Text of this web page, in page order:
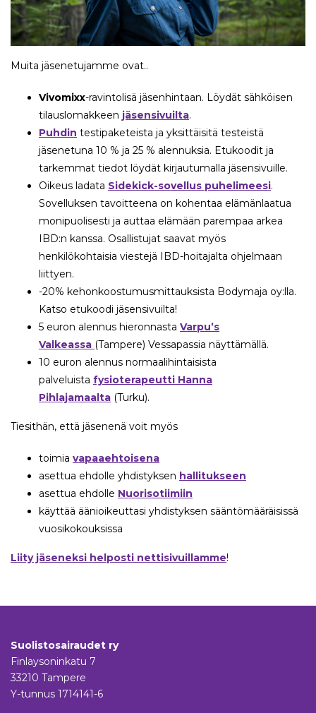
Muita jäsenetujamme ovat..
Vivomixx-ravintolisä jäsenhintaan. Löydät sähköisen
tilauslomakkeen jäsensivuilta.
Puhdin testipaketeista ja yksittäisitä testeistä
jäsenetuna 10 % ja 25 % alennuksia. Etukoodit ja
tarkemmat tiedot löydät kirjautumalla jäsensivuille.
Oikeus ladata Sidekick-sovellus puhelimeesi.
Sovelluksen tavoitteena on kohentaa elämänlaatua
monipuolisesti ja auttaa elämään parempaa arkea
IBD:n kanssa. Osallistujat saavat myös
henkilökohtaisia viestejä IBD-hoitajalta ohjelmaan
liittyen.
-20% kehonkoostumusmittauksista Bodymaja oy:lla.
Katso etukoodi jäsensivuilta!
5 euron alennus hieronnasta Varpu’s
Valkeassa (Tampere) Vessapassia näyttämällä.
10 euron alennus normaalihintaisista
palveluista fysioterapeutti Hanna
Pihlajamaalta (Turku).
Tiesithän, että jäsenenä voit myös
toimia vapaaehtoisena
asettua ehdolle yhdistyksen hallitukseen
asettua ehdolle Nuorisotiimiin
käyttää äänioikeuttasi yhdistyksen sääntömääräisissä
vuosikokouksissa
Liity jäseneksi helposti nettisivuillamme!
Suolistosairaudet ry
Finlaysoninkatu 7
33210 Tampere
Y-tunnus 1714141-6